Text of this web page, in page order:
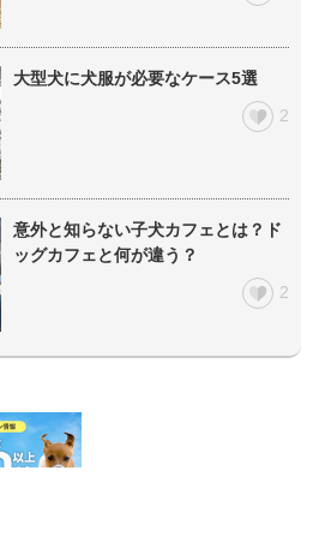
大型犬に犬服が必要なケース5選
2
意外と知らない子犬カフェとは？ド
ッグカフェと何が違う？
2